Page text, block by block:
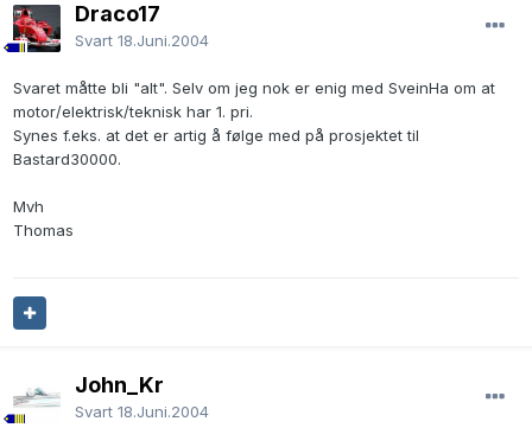
Draco17
Svart 18.Juni.2004
Svaret måtte bli "alt". Selv om jeg nok er enig med SveinHa om at
motor/elektrisk/teknisk har 1. pri.
Synes f.eks. at det er artig å følge med på prosjektet til
Bastard30000.
Mvh
Thomas
John_Kr
Svart 18.Juni.2004